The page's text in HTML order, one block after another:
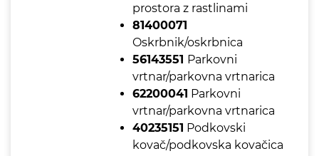
prostora z rastlinami
81400071
Oskrbnik/oskrbnica
56143551 Parkovni
vrtnar/parkovna vrtnarica
62200041 Parkovni
vrtnar/parkovna vrtnarica
40235151 Podkovski
kovač/podkovska kovačica